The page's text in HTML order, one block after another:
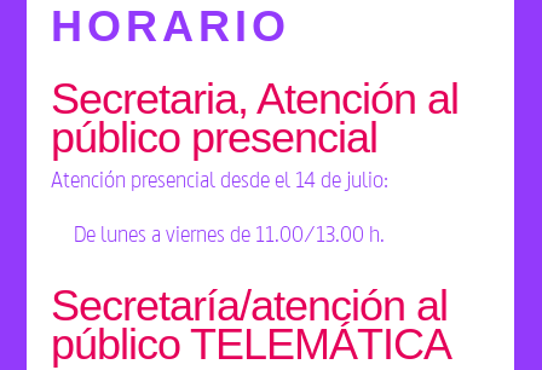
HORARIO
Secretaria, Atención al
público presencial
Atención presencial desde el 14 de julio:
De lunes a viernes de 11.00/13.00 h.
Secretaría/atención al
público TELEMÁTICA